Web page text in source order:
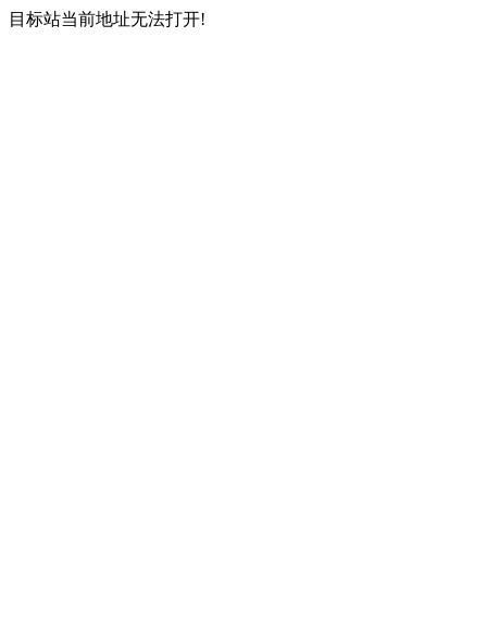
目标站当前地址无法打开!